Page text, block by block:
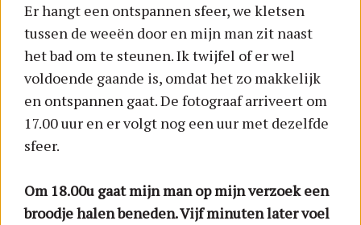
Er hangt een ontspannen sfeer, we kletsen
tussen de weeën door en mijn man zit naast
het bad om te steunen. Ik twijfel of er wel
voldoende gaande is, omdat het zo makkelijk
en ontspannen gaat. De fotograaf arriveert om
17.00 uur en er volgt nog een uur met dezelfde
sfeer.
Om 18.00u gaat mijn man op mijn verzoek een
broodje halen beneden. Vijf minuten later voel